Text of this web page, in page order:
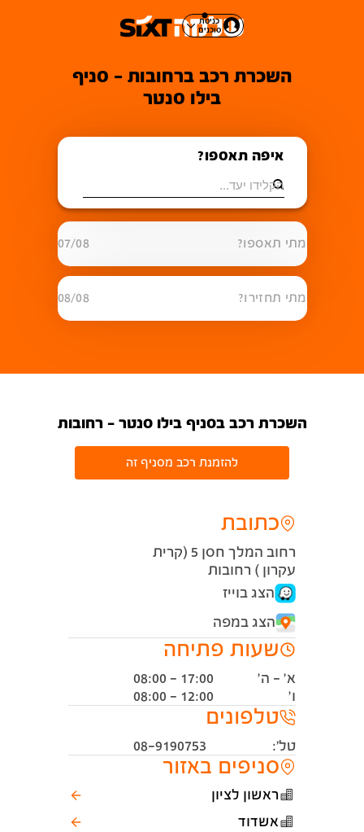
כניסת
סוכנים
השכרת רכב ברחובות - סניף
בילו סנטר
איפה תאספו?
מתי תאספו? 07/08
מתי תחזירו? 08/08
השכרת רכב בסניף בילו סנטר - רחובות
להזמנת רכב מסניף זה
כתובת
רחוב המלך חסן 5 (קרית
עקרון ) רחובות
הצג בוייז
הצג במפה
שעות פתיחה
א' - ה'
08:00 - 17:00
ו'
08:00 - 12:00
טלפונים
טל׳: 08-9190753
סניפים באזור
ראשון לציון
אשדוד